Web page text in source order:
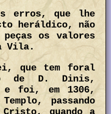
erros, que lhe
heráldico, não
peças os valores
Vila.
que tem foral
de D. Dinis,
e foi, em 1306,
passando